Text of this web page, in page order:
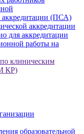
аккредитации (ПСА)
аккредитации
для аккредитации
работы на
клиническим
КР)
образовательной